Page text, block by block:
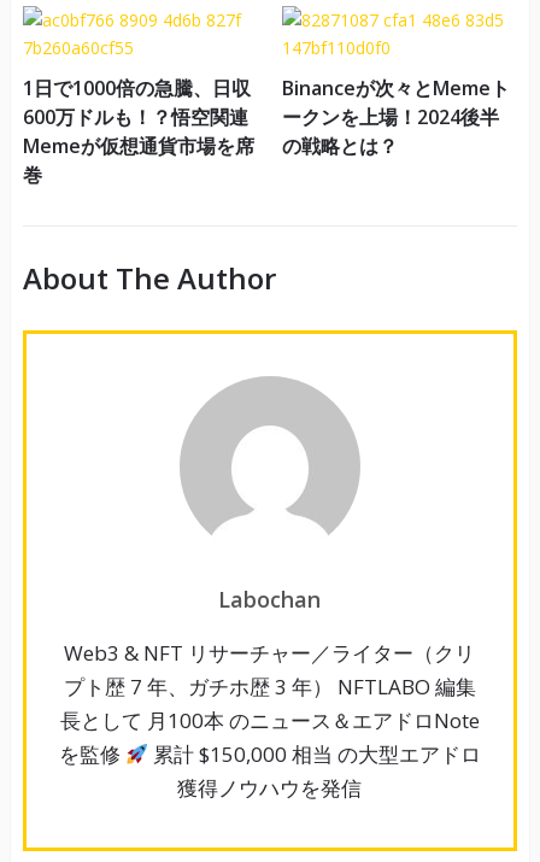
1日で1000倍の急騰、日収
600万ドルも！？悟空関連
Memeが仮想通貨市場を席
巻
Binanceが次々とMemeト
ークンを上場！2024後半
の戦略とは？
About The Author
Labochan
Web3 & NFT リサーチャー／ライター（クリ
プト歴 7 年、ガチホ歴 3 年） NFTLABO 編集
長として 月100本 のニュース＆エアドロNote
を監修
累計 $150,000 相当 の大型エアドロ
獲得ノウハウを発信